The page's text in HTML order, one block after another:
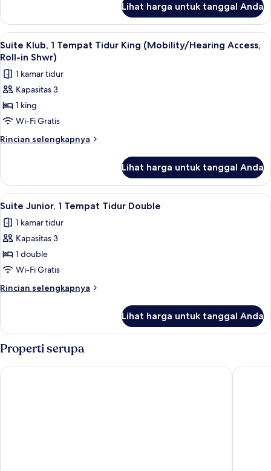
Access,
Roll-
in
Shwr)
Kamar,
Tempat
Tidur
(Mobility/Hearing
Access,
in
Shwr)
Lihat harga untuk tanggal Anda
Lihat
semua
foto
untuk
Suite
Klub,
1
Tempat
(Mobility/Hearing
Access,
Roll-
in
Shwr)
Seprai premium, brankas, meja
4
Suite Klub, 1 Tempat Tidur King (Mobility/Hearing Access,
Roll-in Shwr)
1 kamar tidur
Kapasitas 3
1 king
Wi-Fi Gratis
Rincian selengkapnya
Rincian
Suite
Klub,
1
Tidur
King
Access,
Roll-
Shwr)
Lihat harga untuk tanggal Anda
Lihat
semua
foto
untuk
Suite
Junior,
1
Tempat
Double
Suite Junior, 1 Tempat Tidur Double
3
Suite Junior, 1 Tempat Tidur Double
1 kamar tidur
Kapasitas 3
1 double
Wi-Fi Gratis
Rincian selengkapnya
Rincian
Suite
Junior,
1
Tempat
Tidur
Lihat harga untuk tanggal Anda
Properti serupa
Cambria Hotel Minneapolis Downtown The